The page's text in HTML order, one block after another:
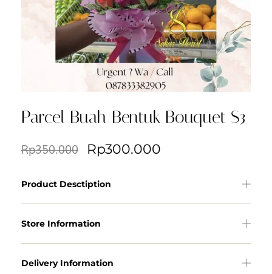
Parcel Buah Bentuk Bouquet S3
Rp350.000 Rp300.000
Product Desctiption
Store Information
Delivery Information